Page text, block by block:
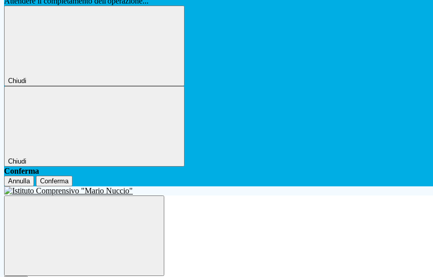
Chiudi
Chiudi
Conferma
Annulla Conferma